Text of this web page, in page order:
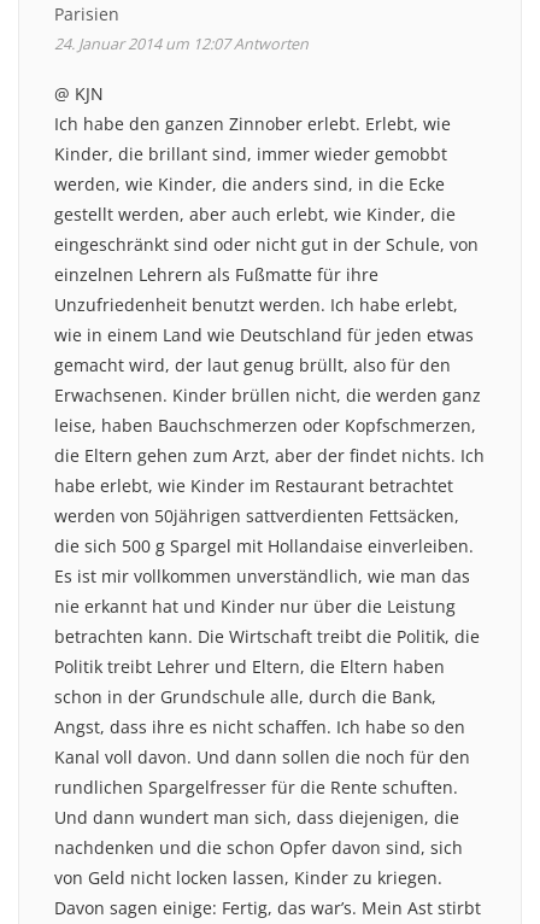
Parisien
24. Januar 2014 um 12:07Antworten
@ KJN
Ich habe den ganzen Zinnober erlebt. Erlebt, wie
Kinder, die brillant sind, immer wieder gemobbt
werden, wie Kinder, die anders sind, in die Ecke
gestellt werden, aber auch erlebt, wie Kinder, die
eingeschränkt sind oder nicht gut in der Schule, von
einzelnen Lehrern als Fußmatte für ihre
Unzufriedenheit benutzt werden. Ich habe erlebt,
wie in einem Land wie Deutschland für jeden etwas
gemacht wird, der laut genug brüllt, also für den
Erwachsenen. Kinder brüllen nicht, die werden ganz
leise, haben Bauchschmerzen oder Kopfschmerzen,
die Eltern gehen zum Arzt, aber der findet nichts. Ich
habe erlebt, wie Kinder im Restaurant betrachtet
werden von 50jährigen sattverdienten Fettsäcken,
die sich 500 g Spargel mit Hollandaise einverleiben.
Es ist mir vollkommen unverständlich, wie man das
nie erkannt hat und Kinder nur über die Leistung
betrachten kann. Die Wirtschaft treibt die Politik, die
Politik treibt Lehrer und Eltern, die Eltern haben
schon in der Grundschule alle, durch die Bank,
Angst, dass ihre es nicht schaffen. Ich habe so den
Kanal voll davon. Und dann sollen die noch für den
rundlichen Spargelfresser für die Rente schuften.
Und dann wundert man sich, dass diejenigen, die
nachdenken und die schon Opfer davon sind, sich
von Geld nicht locken lassen, Kinder zu kriegen.
Davon sagen einige: Fertig, das war’s. Mein Ast stirbt